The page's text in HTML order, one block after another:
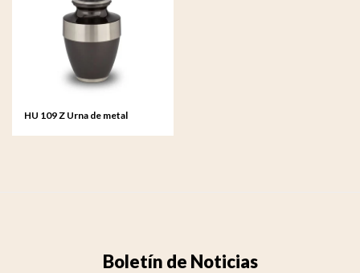
HU 109 Z Urna de metal
Boletín de Noticias